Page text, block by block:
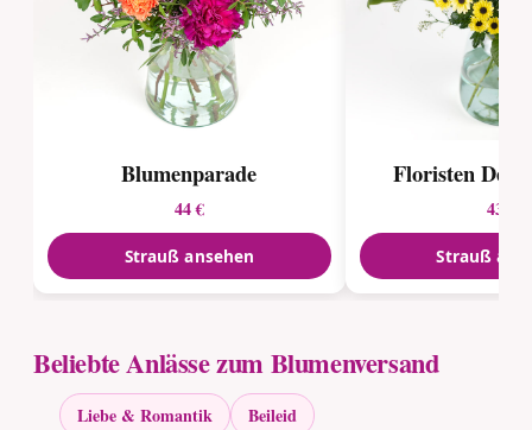
Blumenparade
44 €
Strauß ansehen
Floristen
43 €
Strauß
Beliebte Anlässe zum Blumenversand
Liebe & Romantik
Beileid